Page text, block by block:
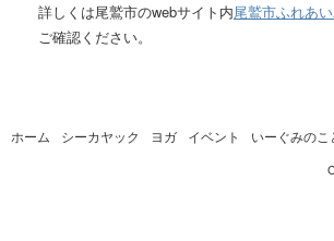
詳しくは尾鷲市のwebサイト内尾鷲市ふれあ
ご確認ください。
ホーム シーカヤック ヨガ イベント いーぐみのこ